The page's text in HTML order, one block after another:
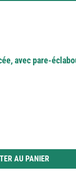
avec pare-
les boutons pour
AU PANIER